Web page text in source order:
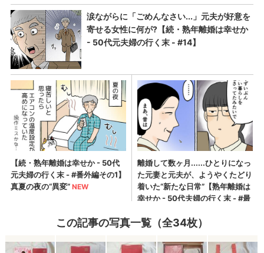
この記事の写真一覧（全34枚）